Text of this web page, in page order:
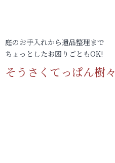
庭のお手入れから遺品整理まで
ちょっとしたお困りごともOK!
そうさくてっぱん樹々